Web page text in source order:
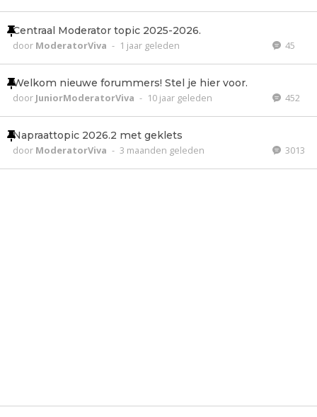
Centraal Moderator topic 2025-2026.
door ModeratorViva - 1 jaar geleden 45
Welkom nieuwe forummers! Stel je hier voor.
door JuniorModeratorViva - 10 jaar geleden 452
Napraattopic 2026.2 met geklets
door ModeratorViva - 3 maanden geleden 3013